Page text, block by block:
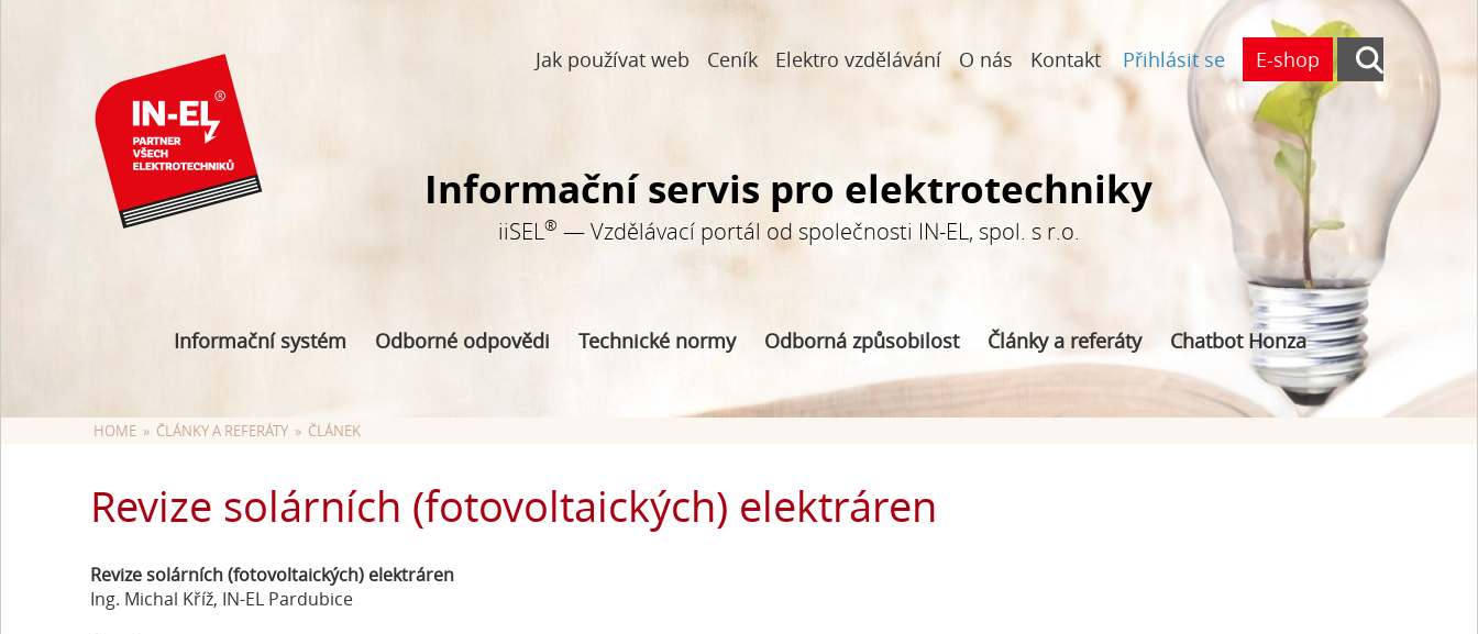
Přihlásit se E-shop
Jak používat web Ceník Elektro vzdělávání O nás Kontakt
Informační servis pro elektrotechniky
iiSEL® — Vzdělávací portál od společnosti IN-EL, spol. s r.o.
Informační systém Odborné odpovědi Technické normy Odborná způsobilost Články a referáty Chatbot Honza
HOME
  »
ČLÁNKY A REFERÁTY
  »  ČLÁNEK
Revize solárních (fotovoltaických) elektráren
Revize solárních (fotovoltaických) elektráren
Ing. Michal Kříž, IN-EL Pardubice